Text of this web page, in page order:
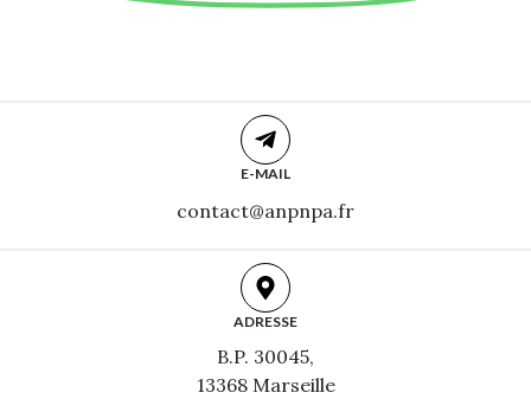
E-MAIL
contact@anpnpa.fr
ADRESSE
B.P. 30045,
13368 Marseille